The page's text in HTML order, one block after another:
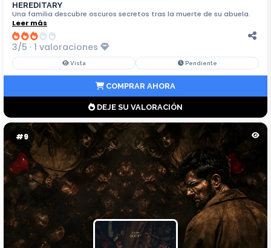
HEREDITARY
Una familia descubre oscuros secretos tras la muerte de su abuela.
Leer más
3/5 · 1 valoraciones
Vista Pendiente
COMPRAR AHORA
DEJE SU VALORACIÓN
#9